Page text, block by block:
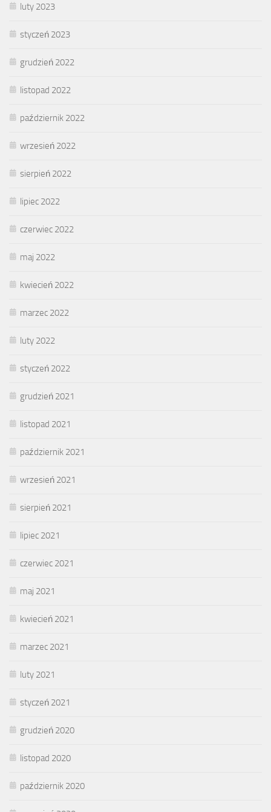
luty 2023
styczeń 2023
grudzień 2022
listopad 2022
październik 2022
wrzesień 2022
sierpień 2022
lipiec 2022
czerwiec 2022
maj 2022
kwiecień 2022
marzec 2022
luty 2022
styczeń 2022
grudzień 2021
listopad 2021
październik 2021
wrzesień 2021
sierpień 2021
lipiec 2021
czerwiec 2021
maj 2021
kwiecień 2021
marzec 2021
luty 2021
styczeń 2021
grudzień 2020
listopad 2020
październik 2020